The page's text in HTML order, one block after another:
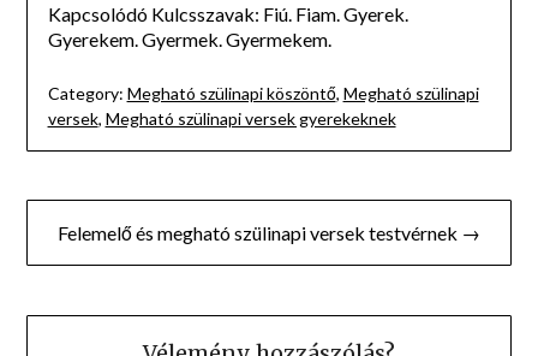
Kapcsolódó Kulcsszavak: Fiú. Fiam. Gyerek.
Gyerekem. Gyermek. Gyermekem.
Category: Megható szülinapi köszöntő, Megható szülinapi
versek, Megható szülinapi versek gyerekeknek
Bejegyzés
navigáció
Felemelő és megható szülinapi versek testvérnek →